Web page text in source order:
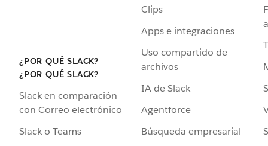
¿POR QUÉ SLACK?
¿POR QUÉ SLACK?
Slack en comparación
con Correo electrónico
Slack o Teams
Clips
Apps e integraciones
Uso compartido de
archivos
IA de Slack
Agentforce
Búsqueda empresarial